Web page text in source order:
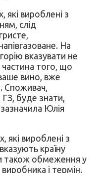
які вироблені з
слід
На
вказувати не
того, що
вино, вже
Споживач,
буде знати,
Юлія
які вироблені з
країну
також обмеження у
і термін.